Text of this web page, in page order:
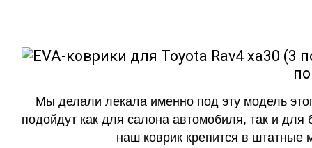
Мы делали лекала именно под эту модель
подойдут как для салона автомобиля, так и для
наш коврик крепится в штатные